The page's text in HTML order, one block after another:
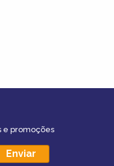
e promoções